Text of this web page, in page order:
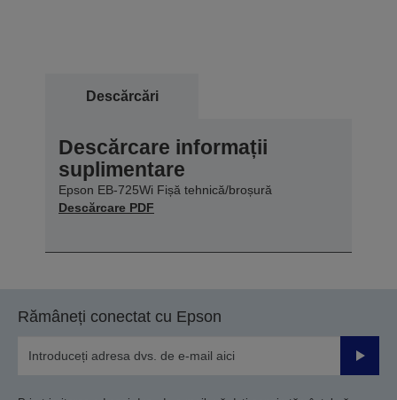
Descărcări
Descărcare informații
suplimentare
Epson EB-725Wi Fișă tehnică/broșură
Descărcare PDF
Rămâneți conectat cu Epson